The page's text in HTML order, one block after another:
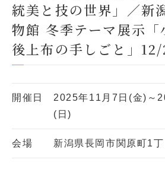
統美と技の世界」／新
物館 冬季テーマ展示「
後上布の手しごと」
開催日
2025年11月7日(金)～
(日)
会場 新潟県長岡市関原町1